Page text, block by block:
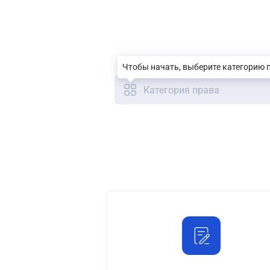
Категория права
Чтобы начать, выберите категорию